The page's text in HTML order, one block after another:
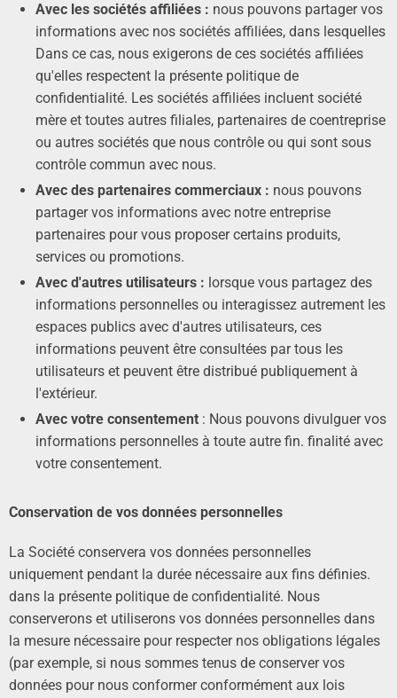
Avec les sociétés affiliées : nous pouvons partager vos
informations avec nos sociétés affiliées, dans lesquelles
Dans ce cas, nous exigerons de ces sociétés affiliées
qu'elles respectent la présente politique de
confidentialité. Les sociétés affiliées incluent société
mère et toutes autres filiales, partenaires de coentreprise
ou autres sociétés que nous contrôle ou qui sont sous
contrôle commun avec nous.
Avec des partenaires commerciaux : nous pouvons
partager vos informations avec notre entreprise
partenaires pour vous proposer certains produits,
services ou promotions.
Avec d'autres utilisateurs : lorsque vous partagez des
informations personnelles ou interagissez autrement les
espaces publics avec d'autres utilisateurs, ces
informations peuvent être consultées par tous les
utilisateurs et peuvent être distribué publiquement à
l'extérieur.
Avec votre consentement : Nous pouvons divulguer vos
informations personnelles à toute autre fin. finalité avec
votre consentement.
Conservation de vos données personnelles
La Société conservera vos données personnelles
uniquement pendant la durée nécessaire aux fins définies.
dans la présente politique de confidentialité. Nous
conserverons et utiliserons vos données personnelles dans
la mesure nécessaire pour respecter nos obligations légales
(par exemple, si nous sommes tenus de conserver vos
données pour nous conformer conformément aux lois